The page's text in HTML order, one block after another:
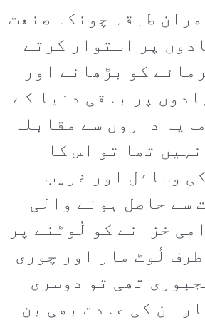
طبقہ چونکہ صنعت
پر استوار کرتے
کو بڑھانے اور
پر باقی دنیا کے
داروں سے مقابلہ
تھا تو اس کا
وسائل اور غریب
سے حاصل ہونے والی
خزانے کو لُوٹنے پر
لُوٹ مار اور چوری
تھی تو دوسری
ان کی عادت بھی بن